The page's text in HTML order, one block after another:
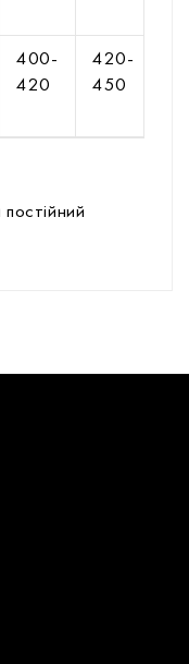
400-
420
420-
450
постійний